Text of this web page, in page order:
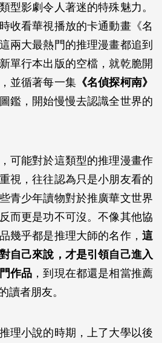
型影劇令人著迷的特殊魅力。
收看華視播放的卡通動畫《名
兩大最熱門的推理漫畫都追到
單行本出版的空檔，就乾脆開
並循著每一集《名偵探柯南》
鑑，開始慢慢去認識全世界的
可能對於這類型的推理漫畫作
視，往往認為只是小朋友看的
青少年讀物對於推廣華文世界
而更是功不可沒。不像其他協
幾乎都是推理大師的名作， 這
自己來說，才是引領自己進入
作品 ，到現在都還是相當推薦
讀者朋友。
理小說的時期，上了大學以後